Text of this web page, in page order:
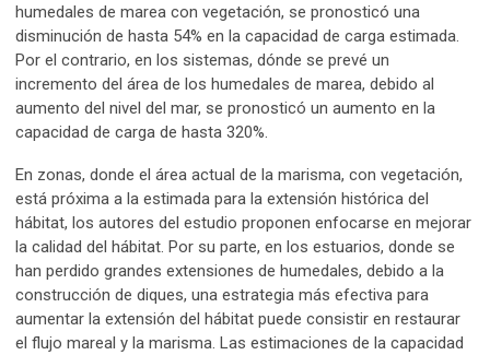
humedales de marea con vegetación, se pronosticó una
disminución de hasta 54% en la capacidad de carga estimada.
Por el contrario, en los sistemas, dónde se prevé un
incremento del área de los humedales de marea, debido al
aumento del nivel del mar, se pronosticó un aumento en la
capacidad de carga de hasta 320%.
En zonas, donde el área actual de la marisma, con vegetación,
está próxima a la estimada para la extensión histórica del
hábitat, los autores del estudio proponen enfocarse en mejorar
la calidad del hábitat. Por su parte, en los estuarios, donde se
han perdido grandes extensiones de humedales, debido a la
construcción de diques, una estrategia más efectiva para
aumentar la extensión del hábitat puede consistir en restaurar
el flujo mareal y la marisma. Las estimaciones de la capacidad